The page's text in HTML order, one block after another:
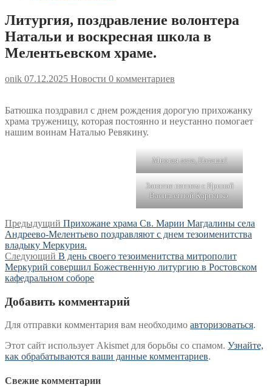
Литургия, поздравление волонтера
Натальи и воскресная школа в
Мелентьевском храме.
onik 07.12.2025 Новости 0 комментариев
Батюшка поздравил с днем рождения дорогую прихожанку
храма труженицу, которая постоянно и неустанно помогает
нашим воинам Наталью Ревякину.
Многая лета, Наташа!
Занятие пением с Ириной
Васильевной Карпенко.
Навигация
по
записям
Предыдущий Предыдущая
запись:
Прихожане храма Св. Марии Магдалины села
Андреево-Мелентьево поздравляют с днем тезоименитства
владыку Меркурия.
Следующий Следующая
запись:
В день своего тезоименитства митрополит
Меркурий совершил Божественную литургию в Ростовском
кафедральном соборе
Добавить комментарий
Для отправки комментария вам необходимо авторизоваться.
Этот сайт использует Akismet для борьбы со спамом. Узнайте,
как обрабатываются ваши данные комментариев.
Свежие комментарии